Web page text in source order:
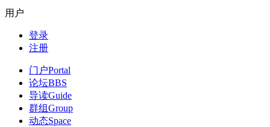
用户
登录
注册
门户Portal
论坛BBS
导读Guide
群组Group
动态Space